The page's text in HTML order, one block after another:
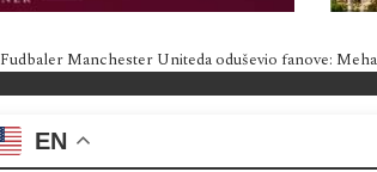
Fudbaler Manchester Uniteda oduševio fanove:
EN